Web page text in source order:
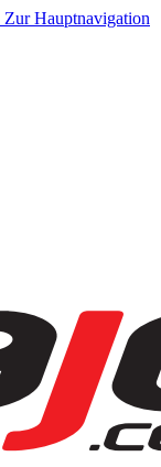
Zur Hauptnavigation